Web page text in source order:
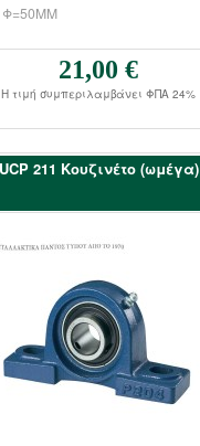
Φ=50ΜΜ
21,00 €
Η τιμή συμπεριλαμβάνει ΦΠΑ 24%
UCΡ 211 Kουζινέτο (ωμέγα)